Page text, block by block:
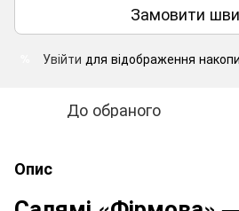
Замовити
Увійти для відображення
До обраного
Опис